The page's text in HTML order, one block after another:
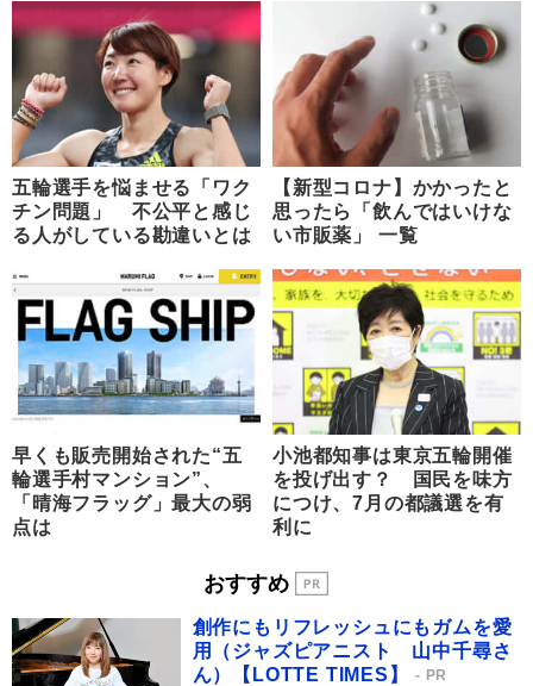
五輪選手を悩ませる「ワク
チン問題」 不公平と感じ
る人がしている勘違いとは
【新型コロナ】かかったと
思ったら「飲んではいけな
い市販薬」 一覧
早くも販売開始された“五
輪選手村マンション”、
「晴海フラッグ」最大の弱
点は
小池都知事は東京五輪開催
を投げ出す？ 国民を味方
につけ、7月の都議選を有
利に
おすすめ
創作にもリフレッシュにもガムを愛
用（ジャズピアニスト 山中千尋さ
ん）【LOTTE TIMES】
PR